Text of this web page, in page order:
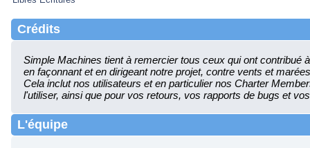
Crédits
Simple Machines tient à remercier tous ceux qui ont contribué
en façonnant et en dirigeant notre projet, contre vents et
Cela inclut nos utilisateurs et en particulier nos Charter
l'utiliser, ainsi que pour vos retours, vos rapports de bugs et
L'équipe